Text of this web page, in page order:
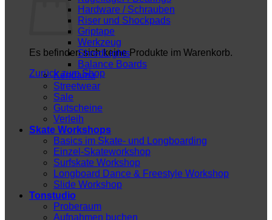
Es befinden sich keine Produkte im Warenkorb.
Zurück zum Shop
Hardware / Schrauben
Riser und Shockpads
Griptape
Werkzeug
ShredLights
Balance Boards
Kendama
Streetwear
Sale
Gutscheine
Verleih
Skate Workshops
Basics im Skate- und Longboarding
Einzel-Skateworkshop
Surfskate Workshop
Longboard Dance & Freestyle Workshop
Slide Workshop
Tonstudio
Proberaum
Aufnahmen buchen